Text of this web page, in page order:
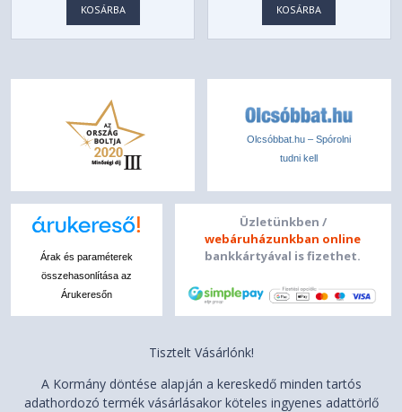
OTLC1TB3DNVME4M.2/30
KOSÁRBA KOSÁRBA
Olcsóbbat.hu – Spórolni
tudni kell
Árak és paraméterek
összehasonlítása az
Árukeresőn
Üzletünkben /
webáruházunkban online
bankkártyával is fizethet.
Tisztelt Vásárlónk!
A Kormány döntése alapján a kereskedő minden tartós
adathordozó termék vásárlásakor köteles ingyenes adattörlő